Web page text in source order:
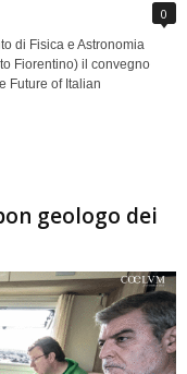
0
di Fisica e Astronomia
Fiorentino) il convegno
Future of Italian
geologo dei